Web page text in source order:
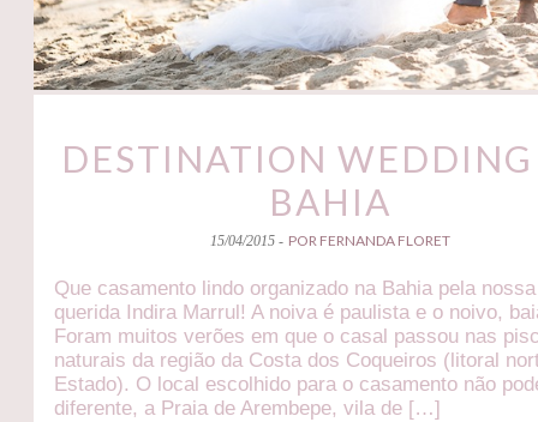
DESTINATION
BAHIA
15/04/2015 - POR FERNANDA FLORET
Que casamento lindo organizado na Bahia pela nossa
querida Indira Marrul! A noiva é paulista e o noivo,
Foram muitos verões em que o casal passou nas
naturais da região da Costa dos Coqueiros (litoral
Estado). O local escolhido para o casamento não
diferente, a Praia de Arembepe, vila de […]